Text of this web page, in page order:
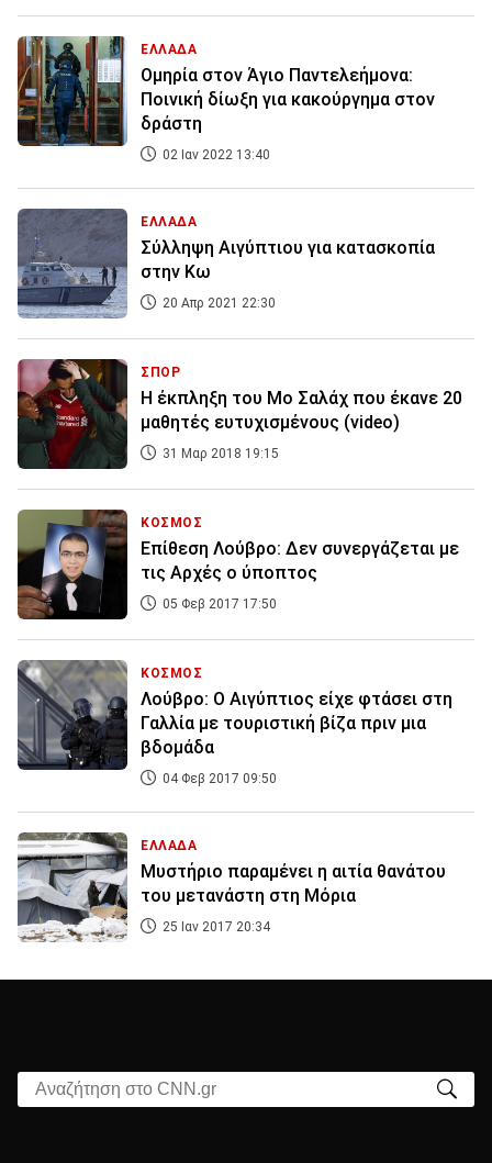
ΕΛΛΑΔΑ
Ομηρία στον Άγιο Παντελεήμονα:
Ποινική δίωξη για κακούργημα στον
δράστη
02 Ιαν 2022 13:40
ΕΛΛΑΔΑ
Σύλληψη Αιγύπτιου για κατασκοπία
στην Κω
20 Απρ 2021 22:30
ΣΠΟΡ
Η έκπληξη του Μο Σαλάχ που έκανε 20
μαθητές ευτυχισμένους (video)
31 Μαρ 2018 19:15
ΚΟΣΜΟΣ
Επίθεση Λούβρο: Δεν συνεργάζεται με
τις Αρχές ο ύποπτος
05 Φεβ 2017 17:50
ΚΟΣΜΟΣ
Λούβρο: Ο Αιγύπτιος είχε φτάσει στη
Γαλλία με τουριστική βίζα πριν μια
βδομάδα
04 Φεβ 2017 09:50
ΕΛΛΑΔΑ
Μυστήριο παραμένει η αιτία θανάτου
του μετανάστη στη Μόρια
25 Ιαν 2017 20:34
Αναζήτηση στο CNN.gr